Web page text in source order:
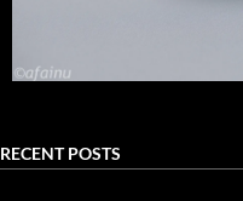
RECENT POSTS